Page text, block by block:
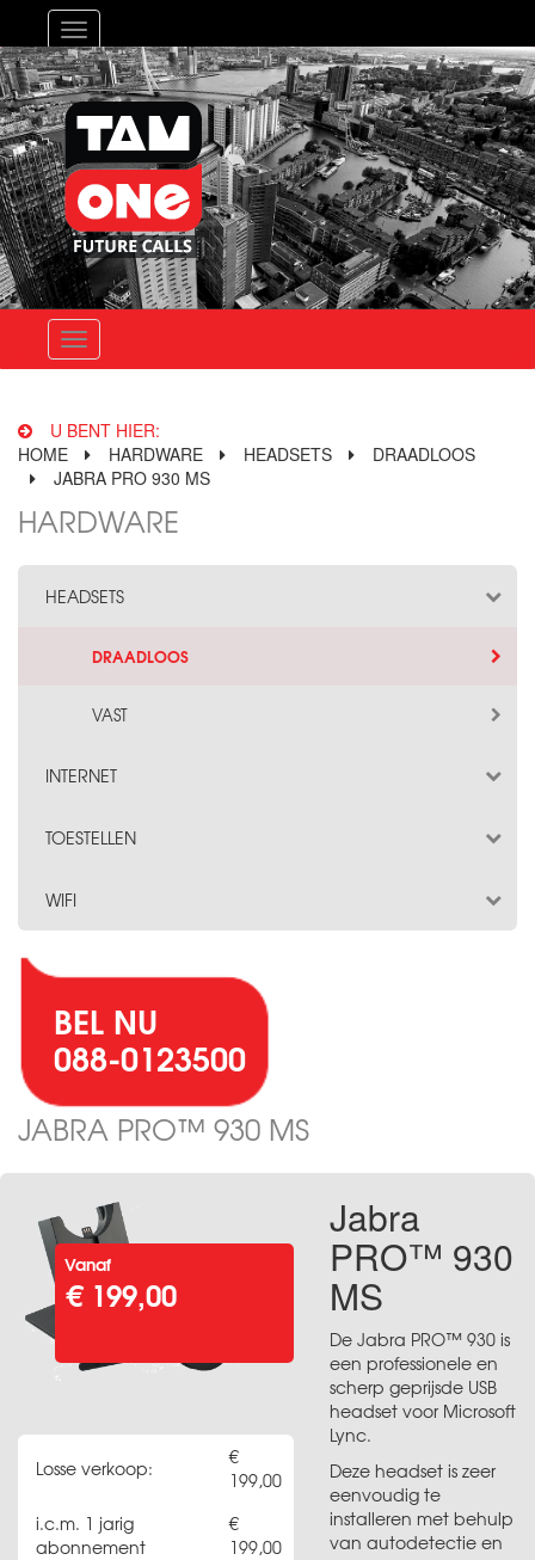
Toggle
navigation
Toggle
navigation
U BENT HIER:
HOME
HARDWARE HEADSETS
DRAADLOOS
JABRA PRO 930 MS
HARDWARE
HEADSETS
DRAADLOOS
VAST
INTERNET
TOESTELLEN
WIFI
BEL NU
088-0123500
JABRA PRO™ 930 MS
Vanaf
€ 199,00
Losse verkoop:
199,00
i.c.m. 1 jarig
abonnement
199,00
Jabra
PRO™ 930
MS
De Jabra PRO™ 930 is
een professionele en
scherp geprijsde USB
headset voor Microsoft
Lync.
Deze headset is zeer
eenvoudig te
installeren met behulp
van autodetectie en